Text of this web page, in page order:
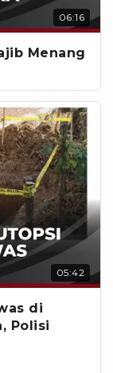
06:16
Menang
05:42
di
Polisi